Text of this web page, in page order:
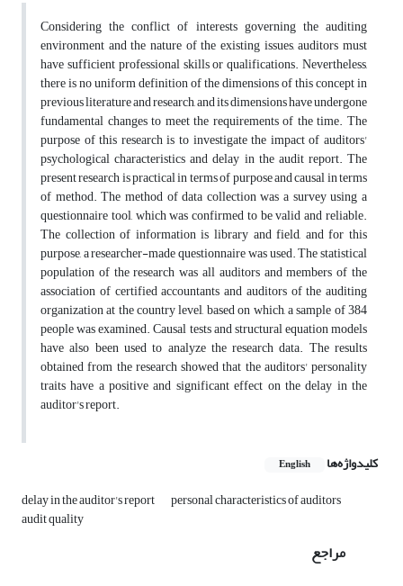
Considering the conflict of interests governing the auditing
environment and the nature of the existing issues, auditors must
have sufficient professional skills or qualifications. Nevertheless,
there is no uniform definition of the dimensions of this concept in
previous literature and research, and its dimensions have undergone
fundamental changes to meet the requirements of the time. The
purpose of this research is to investigate the impact of auditors'
psychological characteristics and delay in the audit report. The
present research is practical in terms of purpose and causal in terms
of method. The method of data collection was a survey using a
questionnaire tool, which was confirmed to be valid and reliable.
The collection of information is library and field, and for this
purpose, a researcher-made questionnaire was used. The statistical
population of the research was all auditors and members of the
association of certified accountants and auditors of the auditing
organization at the country level, based on which, a sample of 384
people was examined. Causal tests and structural equation models
have also been used to analyze the research data. The results
obtained from the research showed that the auditors' personality
traits have a positive and significant effect on the delay in the
auditor's report.
کلیدواژه‌ها English
delay in the auditor's report personal characteristics of auditors
audit quality
مراجع